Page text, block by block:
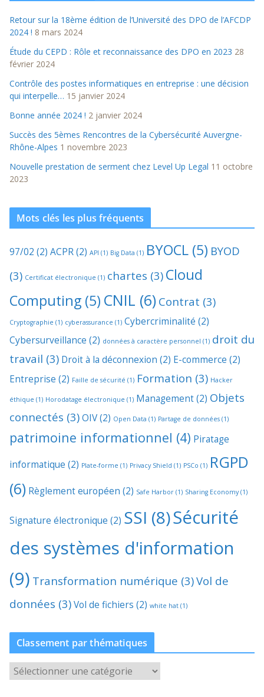
Retour sur la 18ème édition de l’Université des DPO de l’AFCDP
2024 ! 8 mars 2024
Étude du CEPD : Rôle et reconnaissance des DPO en 2023 28
février 2024
Contrôle des postes informatiques en entreprise : une décision
qui interpelle… 15 janvier 2024
Bonne année 2024 ! 2 janvier 2024
Succès des 5èmes Rencontres de la Cybersécurité Auvergne-
Rhône-Alpes 1 novembre 2023
Nouvelle prestation de serment chez Level Up Legal 11 octobre
2023
Mots clés les plus fréquents
97/02 (2) ACPR(2) API (1) Big Data (1) BYOCL (5) BYOD
(3) Certificat électronique (1) chartes (3) Cloud
Computing (5) CNIL (6) Contrat (3)
Cryptographie (1) cyberassurance (1) Cybercriminalité (2)
Cybersurveillance (2) données à caractère personnel (1) droit du
travail (3) Droit à la déconnexion (2) E-commerce (2)
Entreprise (2) Faille de sécurité (1) Formation (3) Hacker
éthique (1) Horodatage électronique (1) Management(2) Objets
connectés (3)OIV(2) Open Data (1) Partage de données (1)
patrimoine informationnel (4) Piratage
informatique (2) Plate-forme (1) Privacy Shield (1) PSCo (1) RGPD
(6) Règlement européen (2) Safe Harbor (1) Sharing Economy(1)
Signature électronique (2) SSI (8)Sécurité
des systèmes d'information
(9) Transformation numérique (3)Vol de
données (3)Vol de fichiers (2) white hat (1)
Classement par thématiques